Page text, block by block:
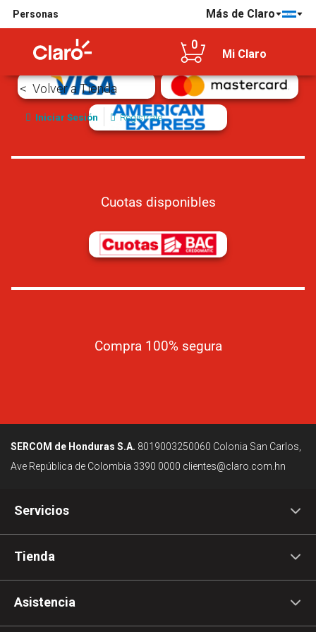
Personas Más de Claro
0
Mi Claro
Volver a Tienda
Iniciar Sesión Regístrate
Tarjetas de crédito/débito aceptadas
Cuotas disponibles
Compra 100% segura
SERCOM de Honduras S.A. 8019003250060 Colonia San Carlos,
Ave República de Colombia 3390 0000 clientes@claro.com.hn
Servicios
Tienda
Asistencia